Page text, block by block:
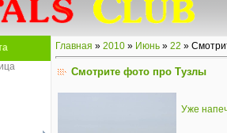
Главная » 2010 » Июнь » 22 »
Смотрите фото про Тузлы
Уже